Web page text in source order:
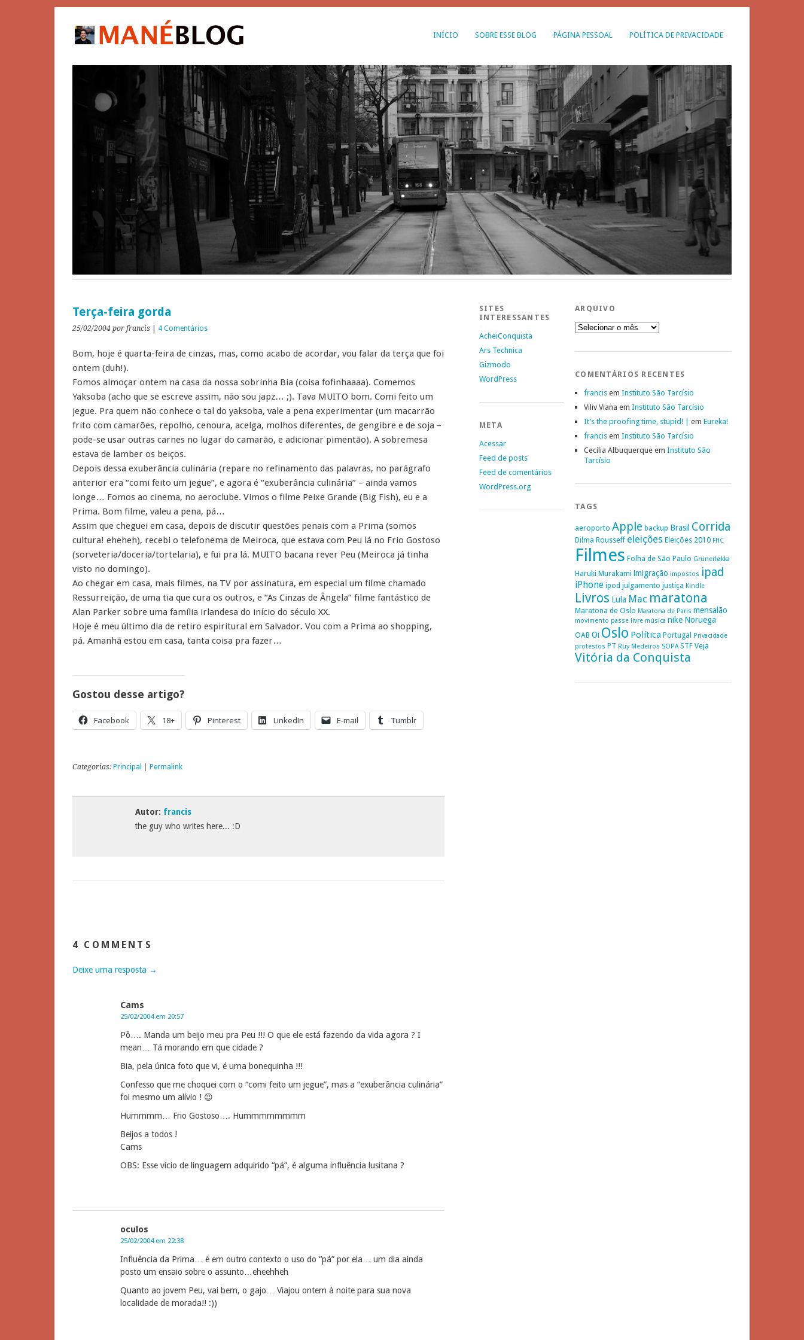
INÍCIO SOBRE ESSE BLOG PÁGINA PESSOAL POLÍTICA DE PRIVACIDADE
Terça-feira gorda
25/02/2004 por francis 4 Comentários
Bom, hoje é quarta-feira de cinzas, mas, como acabo de acordar, vou falar da terça que foi
ontem (duh!).
Fomos almoçar ontem na casa da nossa sobrinha Bia (coisa fofinhaaaa). Comemos
Yaksoba (acho que se escreve assim, não sou japz… ;). Tava MUITO bom. Comi feito um
jegue. Pra quem não conhece o tal do yaksoba, vale a pena experimentar (um macarrão
frito com camarões, repolho, cenoura, acelga, molhos diferentes, de gengibre e de soja –
pode-se usar outras carnes no lugar do camarão, e adicionar pimentão). A sobremesa
estava de lamber os beiços.
Depois dessa exuberância culinária (repare no refinamento das palavras, no parágrafo
anterior era “comi feito um jegue”, e agora é “exuberância culinária” – ainda vamos
longe… Fomos ao cinema, no aeroclube. Vimos o filme Peixe Grande (Big Fish), eu e a
Prima. Bom filme, valeu a pena, pá…
Assim que cheguei em casa, depois de discutir questões penais com a Prima (somos
cultura! eheheh), recebi o telefonema de Meiroca, que estava com Peu lá no Frio Gostoso
(sorveteria/doceria/tortelaria), e fui pra lá. MUITO bacana rever Peu (Meiroca já tinha
visto no domingo).
Ao chegar em casa, mais filmes, na TV por assinatura, em especial um filme chamado
Ressurreição, de uma tia que cura os outros, e “As Cinzas de Ângela” filme fantástico de
Alan Parker sobre uma família irlandesa do início do século XX.
Hoje é meu último dia de retiro espiritural em Salvador. Vou com a Prima ao shopping,
pá. Amanhã estou em casa, tanta coisa pra fazer…
Gostou desse artigo?
Facebook 18+ Pinterest LinkedIn E-mail Tumblr
Categorias: Principal Permalink
Autor: francis
the guy who writes here... :D
4 COMMENTS
Deixe uma resposta →
Cams
25/02/2004 em 20:57
Pô…. Manda um beijo meu pra Peu !!! O que ele está fazendo da vida agora ? I
mean… Tá morando em que cidade ?
Bia, pela única foto que vi, é uma bonequinha !!!
Confesso que me choquei com o “comi feito um jegue”, mas a “exuberância culinária”
foi mesmo um alívio ! 😉
Hummmm… Frio Gostoso…. Hummmmmmmm
Beijos a todos !
Cams
OBS: Esse vício de linguagem adquirido “pá”, é alguma influência lusitana ?
oculos
25/02/2004 em 22:38
Influência da Prima… é em outro contexto o uso do “pá” por ela… um dia ainda
posto um ensaio sobre o assunto…eheehheh
Quanto ao jovem Peu, vai bem, o gajo… Viajou ontem à noite para sua nova
localidade de morada!! :))
SITES
INTERESSANTES
AcheiConquista
Ars Technica
Gizmodo
WordPress
META
Acessar
Feed de posts
Feed de comentários
WordPress.org
ARQUIVO
Arquivo
COMENTÁRIOS RECENTES
francis em Instituto São Tarcísio
Viliv Viana em Instituto São Tarcísio
It’s the proofing time, stupid! |
em Eureka!
francis em Instituto São Tarcísio
Cecília Albuquerque em Instituto São
Tarcísio
TAGS
aeroporto Apple backup Brasil Corrida
Dilma Rousseff eleições Eleições 2010 FHC
Filmes Folha de São Paulo Grünerløkka
Haruki Murakami imigração impostos ipad
iPhone ipod julgamento justiça Kindle
Livros Lula Mac maratona
Maratona de Oslo Maratona de Paris mensalão
movimento passe livre música nike Noruega
OAB Oi Oslo Política Portugal
Privacidade
protestos PT Ruy Medeiros SOPA STF Veja
Vitória da Conquista